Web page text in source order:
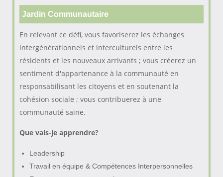
Jardin Communautaire
En relevant ce défi, vous favoriserez les échanges
intergénérationnels et interculturels entre les
résidents et les nouveaux arrivants ; vous créerez un
sentiment d'appartenance à la communauté en
responsabilisant les citoyens et en soutenant la
cohésion sociale ; vous contribuerez à une
communauté saine.
Que vais-je apprendre?
Leadership
Travail en équipe & Compétences Interpersonnelles